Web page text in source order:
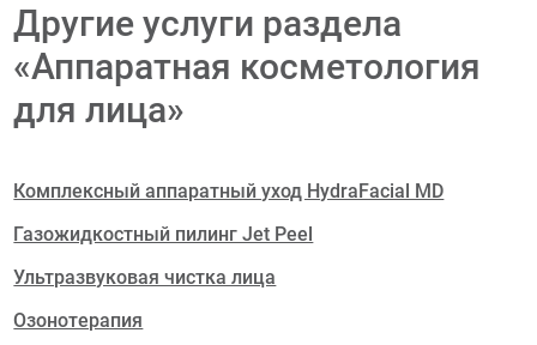
Другие услуги раздела
«Аппаратная косметология
для лица»
Комплексный аппаратный уход HydraFacial MD
Газожидкостный пилинг Jet Peel
Ультразвуковая чистка лица
Озонотерапия